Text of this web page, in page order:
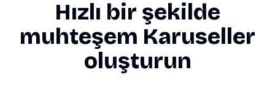
Hızlı bir şekilde
muhteşem Karuseller
oluşturun